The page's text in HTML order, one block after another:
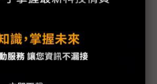
校在教育資源與教育特色
實質的支持，用心陪伴每
夢想。未來，宏正會持續
發揮品牌社會影響力，集